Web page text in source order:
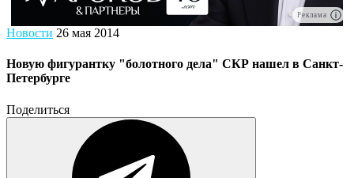
Реклама
Новости 26 мая 2014
Новую фигурантку "болотного дела" СКР нашел в Санкт-
Петербурге
Поделиться